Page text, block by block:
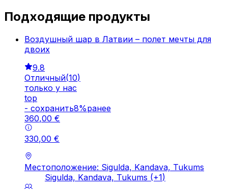
Подходящие продукты
Воздушный шар в Латвии – полет мечты для
двоих
9.8
Отличный(10)
только у нас
top
- cохранить8%ранее
360,00 €
330,00 €
Местоположение: Sigulda, Kandava, Tukums
Sigulda, Kandava, Tukums (+1)